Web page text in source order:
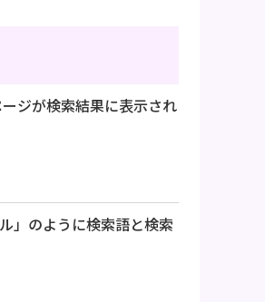
ジが検索結果に表示され
」のように検索語と検索